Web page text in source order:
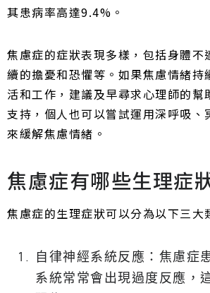
其患病率高達9.4%。
焦慮症的症狀表現多樣，包括身體不
續的擔憂和恐懼等。如果焦慮情緒持
活和工作，建議及早尋求心理師的幫
支持，個人也可以嘗試運用深呼吸、
來緩解焦慮情緒。
焦慮症有哪些生理症
焦慮症的生理症狀可以分為以下三大
自律神經系統反應：焦慮症
系統常常會出現過度反應，